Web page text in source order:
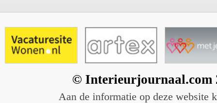
© Interieurjournaal.com
Aan de informatie op deze website